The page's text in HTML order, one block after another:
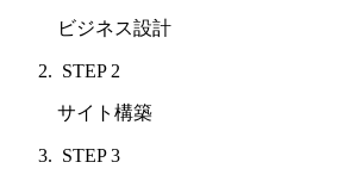
ビジネス設計
STEP 2
サイト構築
STEP 3